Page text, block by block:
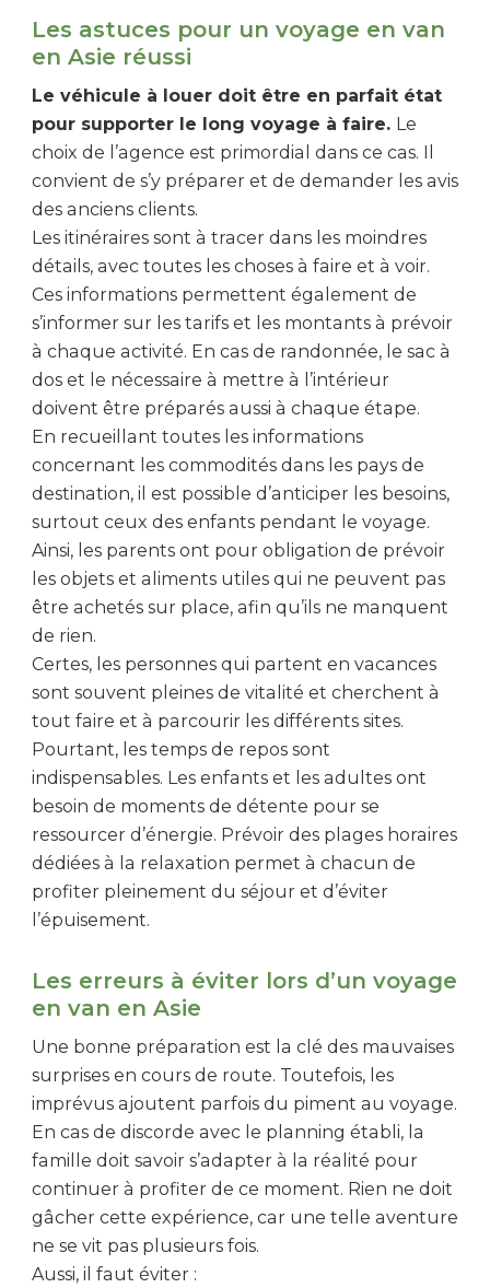
Les astuces pour un voyage en van
en Asie réussi
Le véhicule à louer doit être en parfait état
pour supporter le long voyage à faire. Le
choix de l’agence est primordial dans ce cas. Il
convient de s’y préparer et de demander les avis
des anciens clients.
Les itinéraires sont à tracer dans les moindres
détails, avec toutes les choses à faire et à voir.
Ces informations permettent également de
s’informer sur les tarifs et les montants à prévoir
à chaque activité. En cas de randonnée, le sac à
dos et le nécessaire à mettre à l’intérieur
doivent être préparés aussi à chaque étape.
En recueillant toutes les informations
concernant les commodités dans les pays de
destination, il est possible d’anticiper les besoins,
surtout ceux des enfants pendant le voyage.
Ainsi, les parents ont pour obligation de prévoir
les objets et aliments utiles qui ne peuvent pas
être achetés sur place, afin qu’ils ne manquent
de rien.
Certes, les personnes qui partent en vacances
sont souvent pleines de vitalité et cherchent à
tout faire et à parcourir les différents sites.
Pourtant, les temps de repos sont
indispensables. Les enfants et les adultes ont
besoin de moments de détente pour se
ressourcer d’énergie. Prévoir des plages horaires
dédiées à la relaxation permet à chacun de
profiter pleinement du séjour et d’éviter
l’épuisement.
Les erreurs à éviter lors d’un voyage
en van en Asie
Une bonne préparation est la clé des mauvaises
surprises en cours de route. Toutefois, les
imprévus ajoutent parfois du piment au voyage.
En cas de discorde avec le planning établi, la
famille doit savoir s’adapter à la réalité pour
continuer à profiter de ce moment. Rien ne doit
gâcher cette expérience, car une telle aventure
ne se vit pas plusieurs fois.
Aussi, il faut éviter :